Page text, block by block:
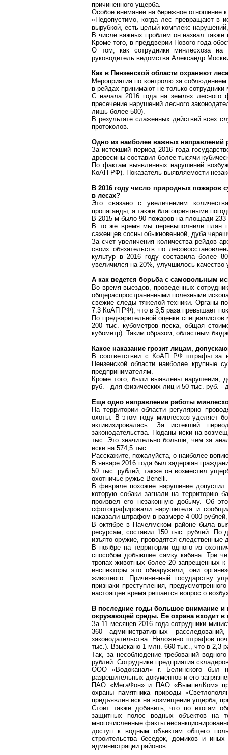
причиненного ущерба.
Особое внимание на бережное отношение
«Недопустимо, когда лес превращают в
вырубкой, есть целый комплекс
В числе важных проблем он назвал также
Кроме того, в преддверии Нового года
О том, как сотрудникиминлесхозана
руководитель ведомства Александр
Как в Пензенской области охраняют
Мероприятия по контролю засоблюдением
в рейдах принимают не только сотрудники
С начала 2016 года наземлях лесного
пресечение нарушений лесного
лишь более 500).
В результате слаженных действий всех
протоколов.
Одно из наиболее важных направлений
За истекший период 2016 года
древесины составил более тысячи
По фактам выявленных нарушений
КоАП РФ). Показатель выявляемости
В 2016 году число природных пожаров
в лесах?
Это связано с увеличением
пропаганды, а также благоприятными
В 2015-м было 90 пожаров на площади 233
В то же время мы перевыполнили план
саженцев сосны обыкновенной, дуба
За счет увеличения количества рейдов
своих обязательств по
культур в 2016 году составила более
увеличился на 20%, улучшилось
А как ведется борьба с самовольным
Во время выездов, проведенных
общераспространенными полезными
свежие следы тяжелой техники. Органы
7.3 КоАП РФ), что в 3,5 раза превышает
По предварительной оценке специалистов
200 тыс. кубометров песка, общая
кубометр). Таким образом, областным
Какое наказание грозит лицам,
В соответствии с
КоАП
РФ штрафы за
Пензенской области наиболее
предпринимателям.
Кроме того, были выявлены нарушения,
руб. - для физических лиц и 50 тыс. руб. -
Еще одно направление работы
На территории области регулярно
охоты. В этом году минлесхоз уделяет
активизировалась. За истекший
законодательства. Поданы иски на
тыс. Это значительно больше, чем за
иски на 574,5 тыс.
Расскажите, пожалуйста, о наиболее
В январе 2016 года был задержан
50 тыс. рублей, также он возместил
охотничье ружье Benelli.
В феврале похожее нарушение допустил
которую собаки загнали на территорию
произвел его незаконную добычу. Об
сфотографировали нарушителя и
наказали штрафом в размере 4 000
В октябре в Пачелмском районе была
ресурсам, составил 150 тыс. рублей.
изъято оружие, проводятся следственные
В ноябре на территории одного из
способом добывшие самку кабана. Три
тропах животных более 20 запрещенных к
инспекторы это обнаружили, они
животного. Причиненный государству
признаки преступления,
настоящее время решается вопрос о
В последние годы большое внимание
окружающей среды. Ее охрана входит
За 11 месяцев 2016 года сотрудники
360 административных
законодательства. Наложено штрафов
тыс.). Взыскано 1 млн. 660 тыс., что в 2,3
Так, за несоблюдение требований
рублей. Сотрудники предприятия
ООО «Водоканал»г. Белинского был
разрешительных документов и его
ПАО «МегаФон» и ПАО «ВымпелКом»
охраны памятника природы «
предъявлен иск на возмещение ущерба,
Стоит также добавить, что по итогам
защитных полос водных объектов на
многочисленные факты
доступ к водным объектам общего
строительства беседок, домиков и
администрации районов.